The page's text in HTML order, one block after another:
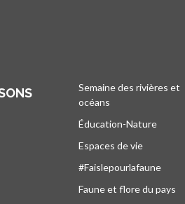
Semaine des rivières et
océans
Éducation-Nature
Espaces de vie
#Faislepourlafaune
Faune et flore du pays